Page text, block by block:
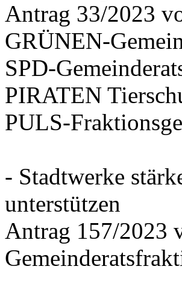
Antrag 33/2023
GRÜNEN-
SPD-
PIRATEN
PULS-
- Stadtwerke
unterstützen
Antrag 157/2023